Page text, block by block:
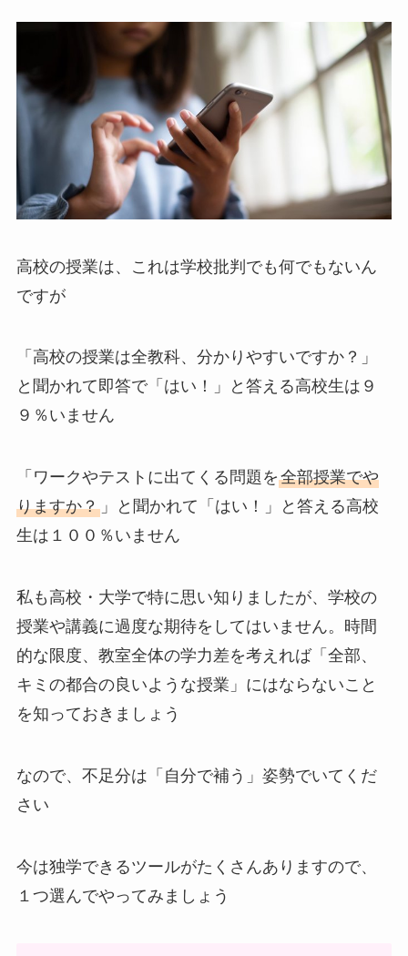
高校の授業は、これは学校批判でも何でもないん
ですが
「高校の授業は全教科、分かりやすいですか？」
と聞かれて即答で「はい！」と答える高校生は９
９％いません
「ワークやテストに出てくる問題を全部授業でや
りますか？」と聞かれて「はい！」と答える高校
生は１００％いません
私も高校・大学で特に思い知りましたが、学校の
授業や講義に過度な期待をしてはいません。時間
的な限度、教室全体の学力差を考えれば「全部、
キミの都合の良いような授業」にはならないこと
を知っておきましょう
なので、不足分は「自分で補う」姿勢でいてくだ
さい
今は独学できるツールがたくさんありますので、
１つ選んでやってみましょう